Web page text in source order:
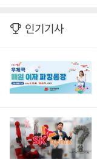
인기기사